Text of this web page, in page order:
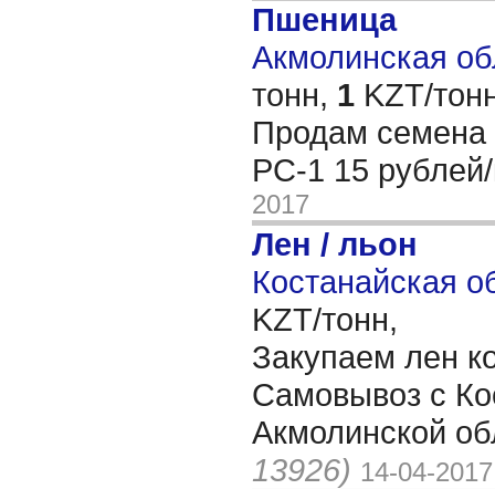
Пшеница
Акмолинская
тонн, 1 KZT/
Продам
РС-1 15
2017
Лен / льон
Костанайская
KZT/тонн,
Закупаем лен
Самовывоз с
Акмолинской
13926) 14-04-2017